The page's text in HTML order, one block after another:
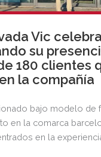
Vic
su
180 clientes
la compañía
bajo modelo de
en la comarca
en la